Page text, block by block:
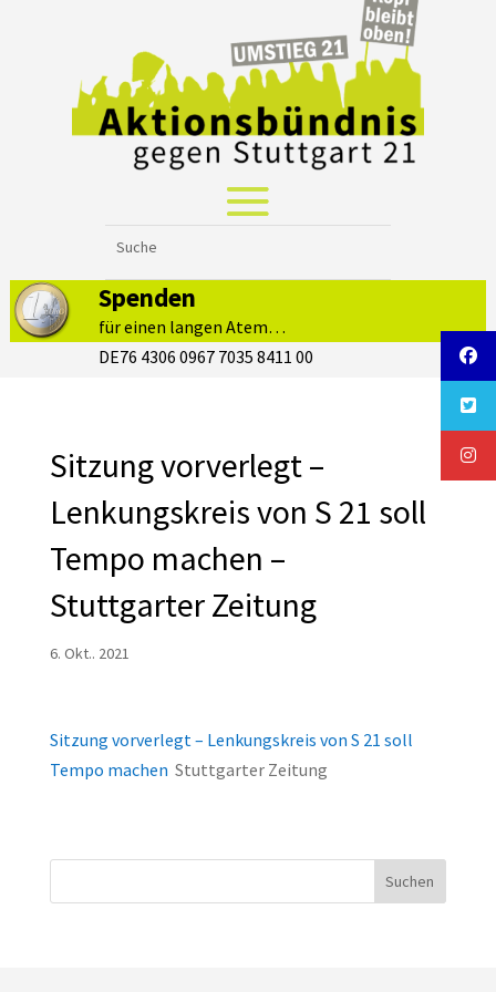
Spenden
für einen langen Atem…
DE76 4306 0967 7035 8411 00
Sitzung vorverlegt –
Lenkungskreis von S 21 soll
Tempo machen –
Stuttgarter Zeitung
6. Okt.. 2021
Sitzung vorverlegt – Lenkungskreis von S 21 soll
Tempo machen Stuttgarter Zeitung
Suchen